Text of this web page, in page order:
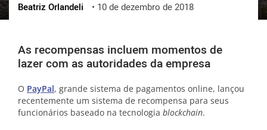
ქართული
Beatriz Orlandeli • 10 de dezembro de 2018
As recompensas incluem momentos de
lazer com as autoridades da empresa
O PayPal, grande sistema de pagamentos online, lançou
recentemente um sistema de recompensa para seus
funcionários baseado na tecnologia blockchain.